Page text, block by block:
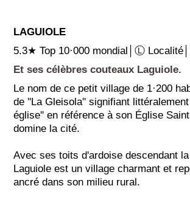
LAGUIOLE
5.3★ Top 10·000 mondial│Ⓛ Localité│
Et ses célèbres couteaux Laguiole.
Le nom de ce petit village de 1·200
de ''La Gleisola'' signifiant
église'' en référence à son Église
domine la cité.
Avec ses toits d'ardoise descendant
Laguiole est un village charmant et
ancré dans son milieu rural.